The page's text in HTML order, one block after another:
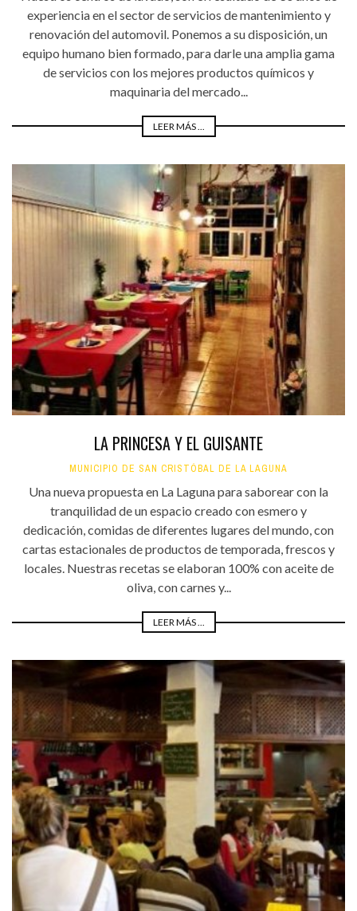
experiencia en el sector de servicios de mantenimiento y
renovación del automovil. Ponemos a su disposición, un
equipo humano bien formado, para darle una amplia gama
de servicios con los mejores productos químicos y
maquinaria del mercado...
LEER MÁS ...
LA PRINCESA Y EL GUISANTE
MUNICIPIO DE SAN CRISTÓBAL DE LA LAGUNA
Una nueva propuesta en La Laguna para saborear con la
tranquilidad de un espacio creado con esmero y
dedicación, comidas de diferentes lugares del mundo, con
cartas estacionales de productos de temporada, frescos y
locales. Nuestras recetas se elaboran 100% con aceite de
oliva, con carnes y...
LEER MÁS ...